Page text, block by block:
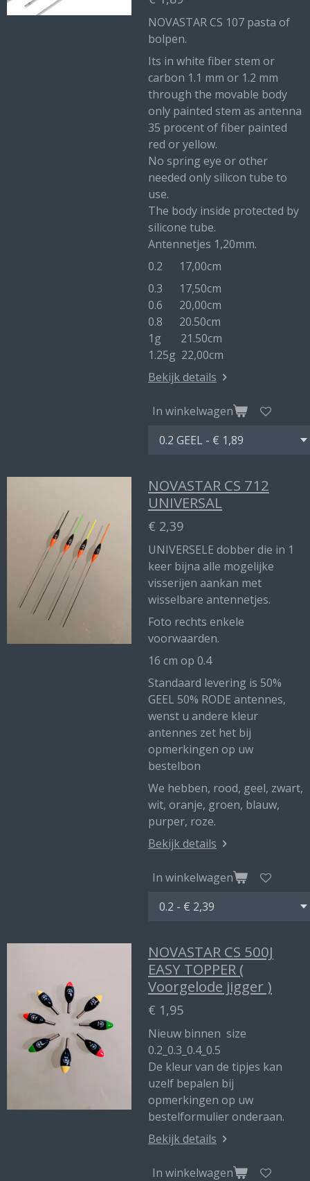
NOVASTAR CS 107 pasta of
bolpen.
Its in white fiber stem or
carbon 1.1 mm or 1.2 mm
through the movable body
only painted stem as antenna
35 procent of fiber painted
red or yellow.
No spring eye or other
needed only silicon tube to
use.
The body inside protected by
silicone tube.
Antennetjes 1,20mm.
0.2 17,00cm
0.3 17,50cm
0.6 20,00cm
0.8 20.50cm
1g 21.50cm
1.25g 22,00cm
Bekijk details
In winkelwagen
NOVASTAR CS 712
UNIVERSAL
€ 2,39
UNIVERSELE dobber die in 1
keer bijna alle mogelijke
visserijen aankan met
wisselbare antennetjes.
Foto rechts enkele
voorwaarden.
16 cm op 0.4
Standaard levering is 50%
GEEL 50% RODE antennes,
wenst u andere kleur
antennes zet het bij
opmerkingen op uw
bestelbon
We hebben, rood, geel, zwart,
wit, oranje, groen, blauw,
purper, roze.
Bekijk details
In winkelwagen
NOVASTAR CS 500J
EASY TOPPER (
Voorgelode jigger )
€ 1,95
Nieuw binnen size
0.2_0.3_0.4_0.5
De kleur van de tipjes kan
uzelf bepalen bij
opmerkingen op uw
bestelformulier onderaan.
Bekijk details
In winkelwagen